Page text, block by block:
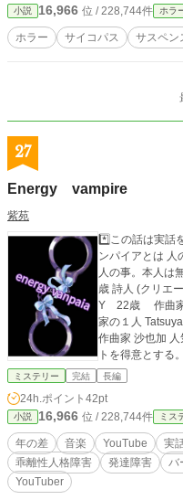
小説 16,966 位 / 228,744件 ホラ
ホラー サイコパス サスペン
27
Energy vampire
紫苑
*️⃣この話は実話を元
ンパイアとは 人のエネルギーを吸い取り、周囲を疲弊させる
人の事。本人は無自覚
歳 詩人 (クリエー
Y 22歳 作曲家
家の１人 Tatsuya 25歳 琴羽と正式な音楽パートナーである
作曲家 沙也加 人気のオラクルヒーラー 主に霊感霊視タロッ
トを得意とする
高校時代からの友人 サファイア 音楽歴は10年以上の
舞花 不思議な縁
彼女は何人かの
一人が決して関
になる…そう…
ミステリー 完結 長編
24h.ポイント 42pt
小説 16,966 位 / 228,744件 ミス
年の差 音楽 YouTube 実
乖離性人格障害
発達障害 バ
YouTuber